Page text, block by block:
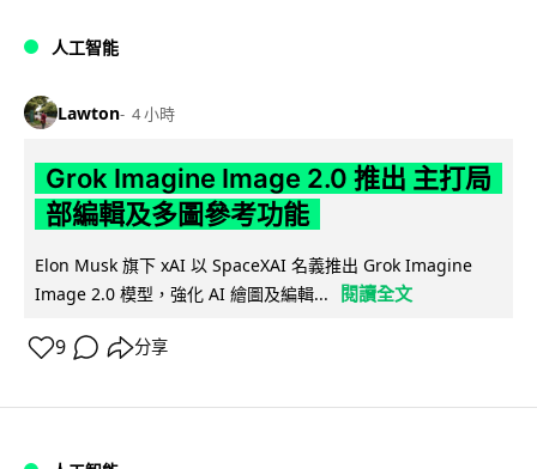
人工智能
Lawton 4 小時
Grok Imagine Image 2.0 推出 主打局
部編輯及多圖參考功能
Elon Musk 旗下 xAI 以 SpaceXAI 名義推出 Grok Imagine
Image 2.0 模型，強化 AI 繪圖及編輯...
閱讀全文
9 分享